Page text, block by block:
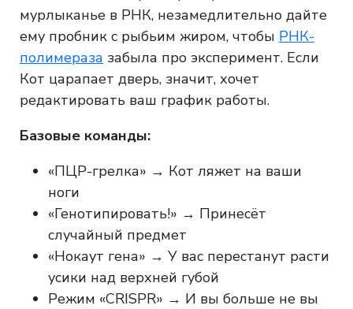
мурлыканье в РНК, незамедлительно дайте
ему пробник с рыбьим жиром, чтобы РНК-
полимераза забыла про эксперимент. Если
Кот царапает дверь, значит, хочет
редактировать ваш график работы.
Базовые команды:
«ПЦР-грелка» → Кот ляжет на ваши
ноги
«Генотипировать!» → Принесёт
случайный предмет
«Нокаут гена» → У вас перестанут расти
усики над верхней губой
Режим «CRISPR» → И вы больше не вы